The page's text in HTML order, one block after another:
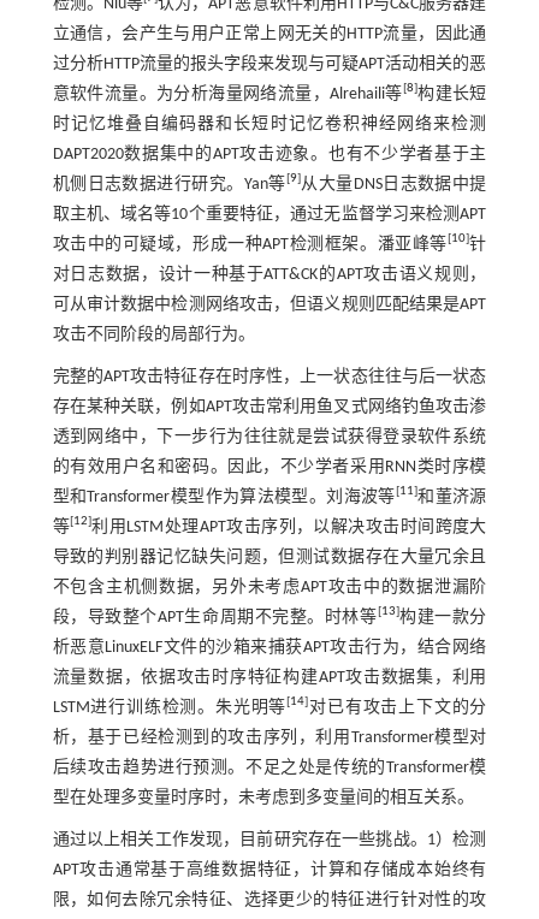
检测。Niu等
认为，APT恶意软件利用HTTP与C&C服务器建
立通信，会产生与用户正常上网无关的HTTP流量，因此通
过分析HTTP流量的报头字段来发现与可疑APT活动相关的恶
意软件流量。为分析海量网络流量，Alrehaili等 8 构建长短
时记忆堆叠自编码器和长短时记忆卷积神经网络来检测
DAPT2020数据集中的APT攻击迹象。也有不少学者基于主
机侧日志数据进行研究。Yan等 9] 从大量DNS日志数据中提
取主机、域名等10个重要特征，通过无监督学习来检测APT
攻击中的可疑域，形成一种APT检测框架。潘亚峰等 10] 针
对日志数据，设计一种基于ATT&CK的APT攻击语义规则，
可从审计数据中检测网络攻击，但语义规则匹配结果是APT
攻击不同阶段的局部行为。
完整的APT攻击特征存在时序性，上一状态往往与后一状态
存在某种关联，例如APT攻击常利用鱼叉式网络钓鱼攻击渗
透到网络中，下一步行为往往就是尝试获得登录软件系统
的有效用户名和密码。因此，不少学者采用RNN类时序模
型和Transformer模型作为算法模型。刘海波等 11 和董济源
等 12 ]利用LSTM处理APT攻击序列，以解决攻击时间跨度大
导致的判别器记忆缺失问题，但测试数据存在大量冗余且
不包含主机侧数据，另外未考虑APT攻击中的数据泄漏阶
段，导致整个APT生命周期不完整。时林等 13 构建一款分
析恶意LinuxELF文件的沙箱来捕获APT攻击行为，结合网络
流量数据，依据攻击时序特征构建APT攻击数据集，利用
LSTM进行训练检测。朱光明等 14 对已有攻击上下文的分
析，基于已经检测到的攻击序列，利用Transformer模型对
后续攻击趋势进行预测。不足之处是传统的Transformer模
型在处理多变量时序时，未考虑到多变量间的相互关系。
通过以上相关工作发现，目前研究存在一些挑战。1）检测
APT攻击通常基于高维数据特征，计算和存储成本始终有
限，如何去除冗余特征、选择更少的特征进行针对性的攻